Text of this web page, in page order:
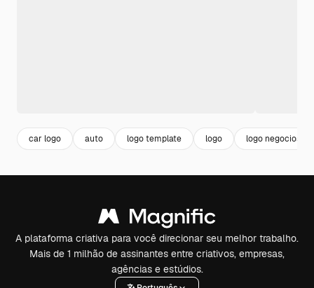
car logo auto logo template logo logo negocios
A plataforma criativa para você direcionar seu melhor trabalho.
Mais de 1 milhão de assinantes entre criativos, empresas,
agências e estúdios.